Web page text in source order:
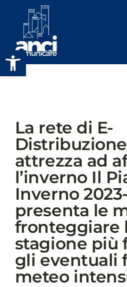
Apri la barra degli strumenti
contenuto
La rete di E-
attrezza ad
l’inverno Il
Inverno
presenta le
fronteggiare
stagione più
gli eventuali
meteo